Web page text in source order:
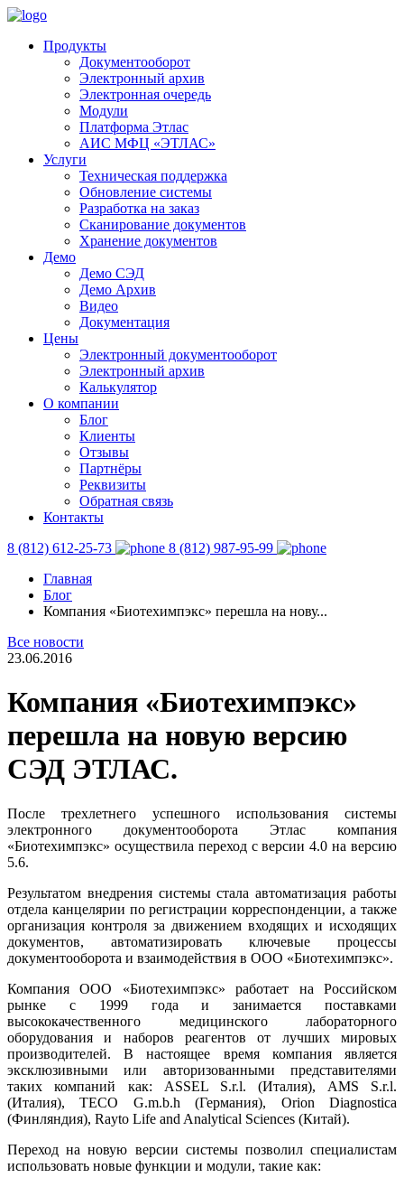
Продукты
Документооборот
Электронный архив
Электронная очередь
Модули
Платформа Этлас
АИС МФЦ «ЭТЛАС»
Услуги
Техническая поддержка
Обновление системы
Разработка на заказ
Сканирование документов
Хранение документов
Демо
Демо СЭД
Демо Архив
Видео
Документация
Цены
Электронный документооборот
Электронный архив
Калькулятор
О компании
Блог
Клиенты
Отзывы
Партнёры
Реквизиты
Обратная связь
Контакты
8 (812) 612-25-73
8 (812) 987-95-99
Главная
Блог
Компания «Биотехимпэкс» перешла на нову...
Все новости
23.06.2016
Компания «Биотехимпэкс»
перешла на новую версию
СЭД ЭТЛАС.
После трехлетнего успешного использования системы
электронного документооборота Этлас компания
«Биотехимпэкс» осуществила переход с версии 4.0 на версию
5.6.
Результатом внедрения системы стала автоматизация работы
отдела канцелярии по регистрации корреспонденции, а также
организация контроля за движением входящих и исходящих
документов, автоматизировать ключевые процессы
документооборота и взаимодействия в ООО «Биотехимпэкс».
Компания ООО «Биотехимпэкс» работает на Российском
рынке с 1999 года и занимается поставками
высококачественного медицинского лабораторного
оборудования и наборов реагентов от лучших мировых
производителей. В настоящее время компания является
эксклюзивными или авторизованными представителями
таких компаний как: ASSEL S.r.l. (Италия), AMS S.r.l.
(Италия), TECO G.m.b.h (Германия), Orion Diagnostica
(Финляндия), Rayto Life and Analytical Sciences (Китай).
Переход на новую версии системы позволил специалистам
использовать новые функции и модули, такие как: